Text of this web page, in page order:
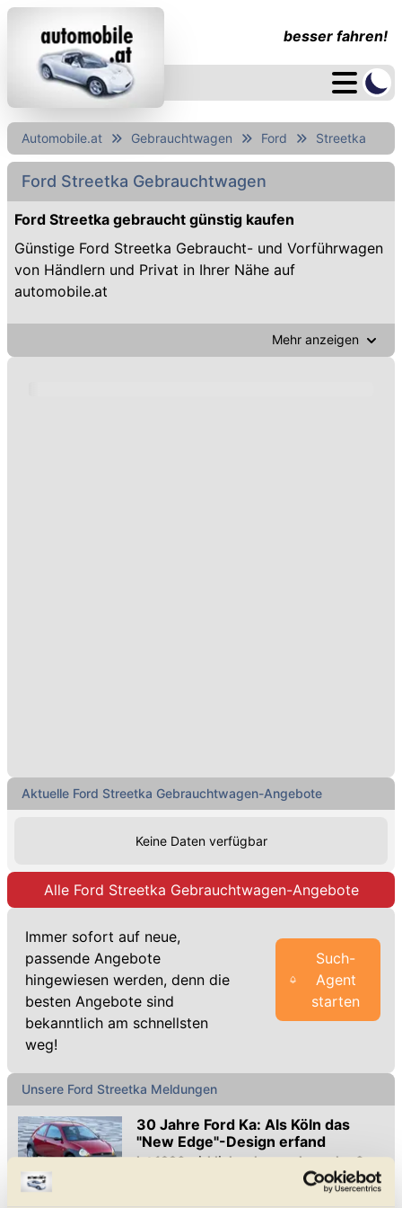
besser fahren!
Automobile.at Gebrauchtwagen Ford Streetka
Ford Streetka Gebrauchtwagen
Ford Streetka gebraucht günstig kaufen
Günstige Ford Streetka Gebraucht- und Vorführwagen
von Händlern und Privat in Ihrer Nähe auf
automobile.at
Mehr anzeigen
Aktuelle Ford Streetka Gebrauchtwagen-Angebote
Keine Daten verfügbar
Alle Ford Streetka Gebrauchtwagen-Angebote
Immer sofort auf neue,
passende Angebote
hingewiesen werden, denn die
besten Angebote sind
bekanntlich am schnellsten
weg!
Such-
Agent
starten
Unsere Ford Streetka Meldungen
30 Jahre Ford Ka: Als Köln das
"New Edge"-Design erfand
Ist 1996 wirklich schon so lange her?